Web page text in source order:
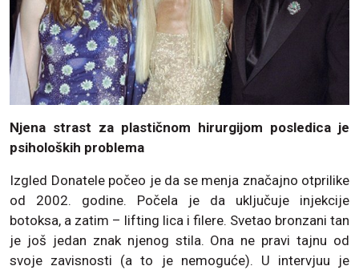
Njena strast za plastičnom hirurgijom posledica je
psiholoških problema
Izgled Donatele počeo je da se menja značajno otprilike
od 2002. godine. Počela je da uključuje injekcije
botoksa, a zatim – lifting lica i filere. Svetao bronzani tan
je još jedan znak njenog stila. Ona ne pravi tajnu od
svoje zavisnosti (a to je nemoguće). U intervjuu je